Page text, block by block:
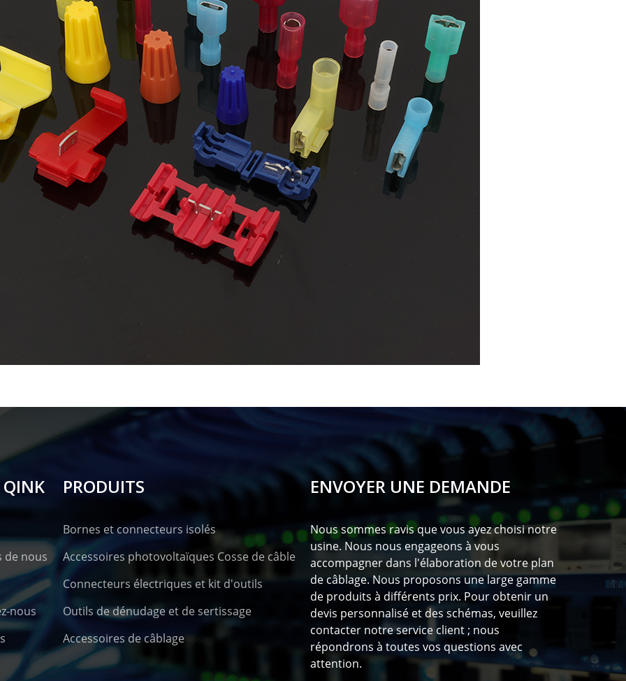
QINK
de nous
nous
PRODUITS
Bornes et connecteurs isolés
Accessoires photovoltaïques Cosse de câble
Connecteurs électriques et kit d'outils
Outils de dénudage et de sertissage
Accessoires de câblage
ENVOYER UNE DEMANDE
Nous sommes ravis que vous ayez choisi notre
usine. Nous nous engageons à vous
accompagner dans l'élaboration de votre plan
de câblage. Nous proposons une large gamme
de produits à différents prix. Pour obtenir un
devis personnalisé et des schémas, veuillez
contacter notre service client ; nous
répondrons à toutes vos questions avec
attention.